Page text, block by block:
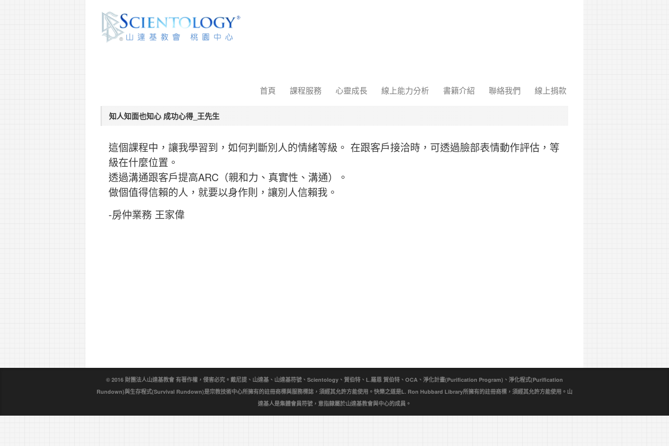
首頁 課程服務 心靈成長 線上能力分析 書籍介紹 聯絡我們 線上捐款
知人知面也知心 成功心得_王先生
這個課程中，讓我學習到，如何判斷別人的情緒等級。 在跟客戶接洽時，可透過臉部表情動作評估，等
級在什麼位置。
透過溝通跟客戶提高ARC（親和力、真實性、溝通）。
做個值得信賴的人，就要以身作則，讓別人信賴我。
-房仲業務 王家偉
© 2016 財團法人山達基教會 有著作權，侵害必究。戴尼提、山達基、山達基符號、Scientology、賀伯特、L.羅恩 賀伯特、OCA、淨化計畫(Purification Program)、淨化程式(Purification
Rundown)與生存程式(Survival Rundown)是宗教技術中心所擁有的註冊商標與服務標誌，須經其允許方能使用。快樂之道是L. Ron Hubbard Library所擁有的註冊商標，須經其允許方能使用。山
達基人是集體會員符號，意指隸屬於山達基教會與中心的成員。